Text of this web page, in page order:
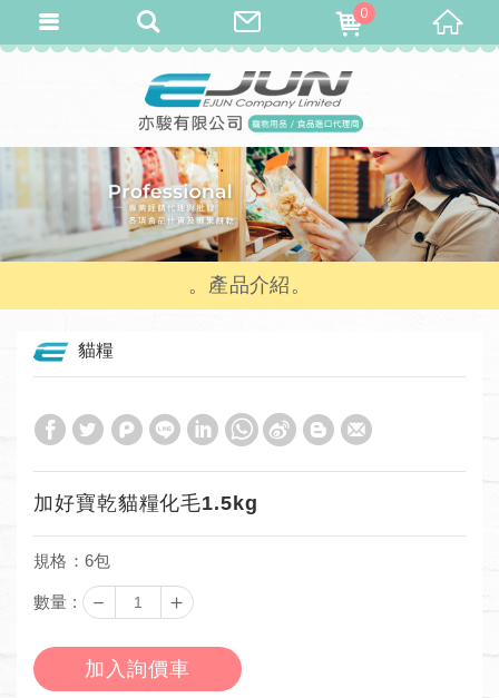
產品介紹
貓糧
加好寶乾貓糧化毛1.5kg
規格：6包
數量 : － ＋
加入詢價車
0